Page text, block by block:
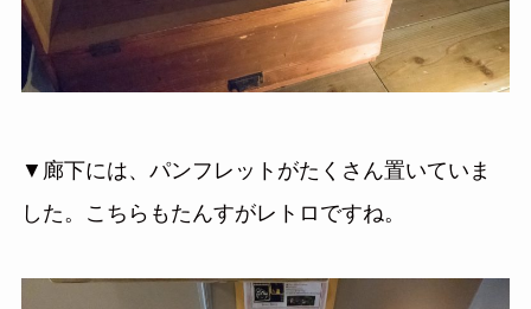
▼廊下には、パンフレットがたくさん置いていま
した。こちらもたんすがレトロですね。